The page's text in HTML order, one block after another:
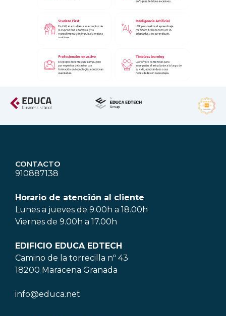
CONTACTO
910887138
Horario de atención al cliente
Lunes a jueves de 9.00h a 18.00h
Viernes de 9.00h a 17.00h
EDIFICIO EDUCA EDTECH
Camino de la torrecilla nº 43
18200 Maracena Granada
info@educa.net